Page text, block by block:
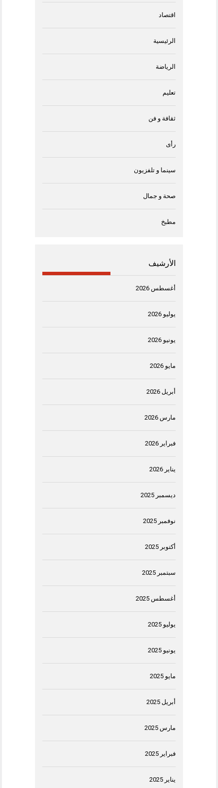
اقتصاد
الرئيسية
الرياضة
تعليم
ثقافة و فن
رأى
سينما و تلفزيون
صحة و جمال
مطبخ
الأرشيف
أغسطس 2026
يوليو 2026
يونيو 2026
مايو 2026
أبريل 2026
مارس 2026
فبراير 2026
يناير 2026
ديسمبر 2025
نوفمبر 2025
أكتوبر 2025
سبتمبر 2025
أغسطس 2025
يوليو 2025
يونيو 2025
مايو 2025
أبريل 2025
مارس 2025
فبراير 2025
يناير 2025